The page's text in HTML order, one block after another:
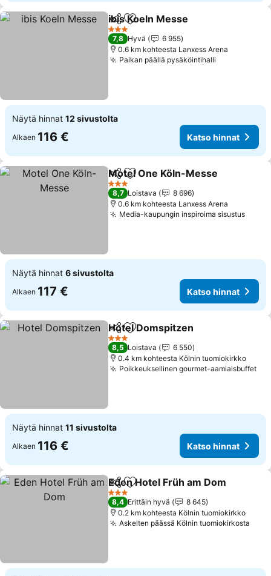
Jaa Lisää suosikkeihin
ibis Koeln Messe
3 Tähtiluokitus
7,8 Hyvä
6 955
0.6 km kohteesta Lanxess Arena
Paikan päällä pysäköintihalli
Näytä hinnat 12 sivustolta
Alkaen 116 € Katso hinnat
Jaa Lisää suosikkeihin
Motel One Köln-Messe
3 Tähtiluokitus
8,7 Loistava
8 696
0.6 km kohteesta Lanxess Arena
Media-kaupungin inspiroima sisustus
Näytä hinnat 6 sivustolta
Alkaen 117 € Katso hinnat
Jaa Lisää suosikkeihin
Hotel Domspitzen
3 Tähtiluokitus
8,5 Loistava
6 550
0.4 km kohteesta Kölnin tuomiokirkko
Poikkeuksellinen gourmet-aamiaisbuffet
Näytä hinnat 11 sivustolta
Alkaen 116 € Katso hinnat
Jaa Lisää suosikkeihin
Eden Hotel Früh am Dom
3 Tähtiluokitus
8,4 Erittäin hyvä
8 645
0.2 km kohteesta Kölnin tuomiokirkko
Askelten päässä Kölnin tuomiokirkosta